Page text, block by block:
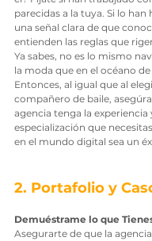
parecidas a la tuya. Si lo han
una señal clara de que
entienden las reglas que
Ya sabes, no es lo mismo
la moda que en el océano
Entonces, al igual que al
compañero de baile,
agencia tenga la experiencia
especialización que
en el mundo digital sea un
2. Portafolio y
Demuéstrame lo que
Asegurarte de que la